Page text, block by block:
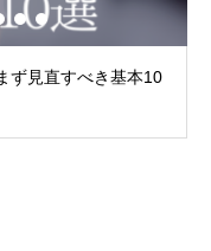
Q.クレーター何回で治る？